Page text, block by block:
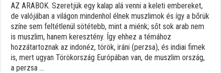
AZ ARABOK. Szeretjük egy kalap alá venni a keleti embereket,
de valójában a világon mindenhol élnek muszlimok és így a bőrük
színe sem feltétlenül sötétebb, mint a miénk; sőt sok arab nem
is muszlim, hanem keresztény. Így ehhez a témához
hozzátartoznak az indonéz, török, iráni (perzsa), és indiai fimek
is, mert ugyan Törökország Európában van, de muszlim ország,
a perzsa ...